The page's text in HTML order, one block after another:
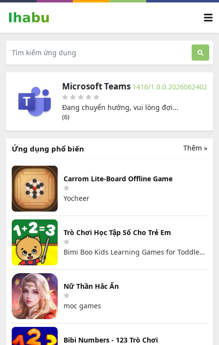
Microsoft Teams 1416/1.0.0.2026062402
Đang chuyển hướng, vui lòng đợi...
(6)
Thêm »
Ứng dụng phổ biến
Carrom Lite-Board Offline Game
Yocheer
Trò Chơi Học Tập Số Cho Trẻ Em
Bimi Boo Kids Learning Games for Toddlers FZ-LLC
Nữ Thần Hắc Ấn
moc games
Bibi Numbers - 123 Trò Chơi